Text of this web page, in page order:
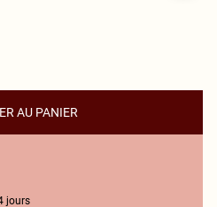
AU PANIER
jours